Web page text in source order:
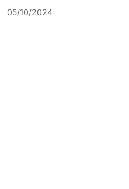
05/10/2024